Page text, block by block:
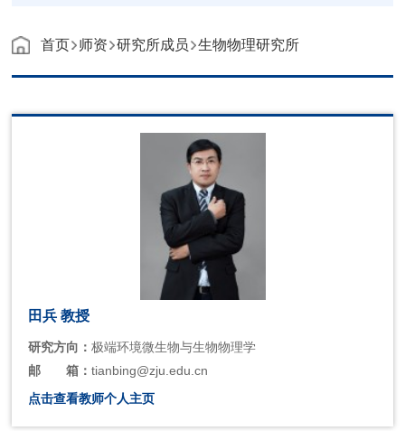
首页 师资 研究所成员 生物物理研究所
田兵 教授
研究方向：极端环境微生物与生物物理学
邮
箱：tianbing@zju.edu.cn
点击查看教师个人主页